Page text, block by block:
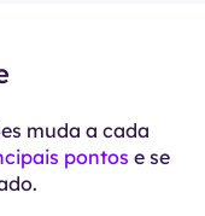
muda a cada
pontos e se